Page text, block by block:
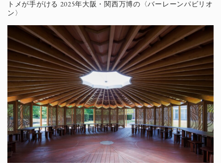
トメが手がける 2025年大阪・関西万博の〈バーレーンパビリオ
ン〉